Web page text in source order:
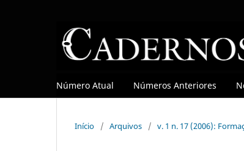
Número Atual Números Anteriores
Início / Arquivos / v. 1 n. 17 (2006):